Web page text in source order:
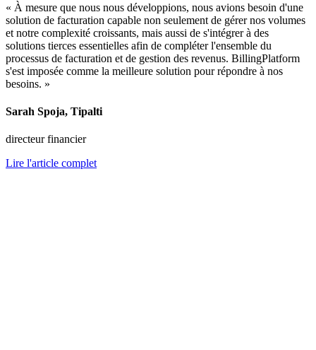
« À mesure que nous nous développions, nous avions besoin d'une
solution de facturation capable non seulement de gérer nos volumes
et notre complexité croissants, mais aussi de s'intégrer à des
solutions tierces essentielles afin de compléter l'ensemble du
processus de facturation et de gestion des revenus. BillingPlatform
s'est imposée comme la meilleure solution pour répondre à nos
besoins. »
Sarah Spoja, Tipalti
directeur financier
Lire l'article complet